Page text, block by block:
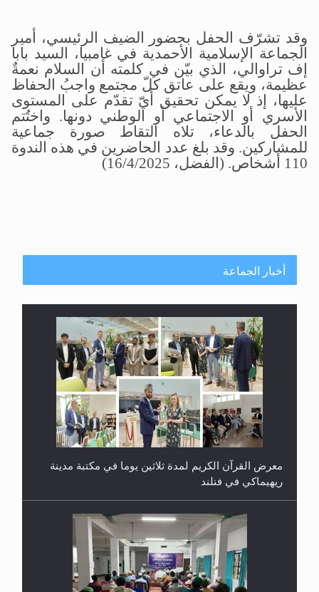
وقد تشرّف الحفل بحضور الضيف الرئيسي، أمير
الجماعة الإسلامية الأحمدية في غامبيا، السيد بابا
إف تراوالي، الذي بيّن في كلمته أن السلام نعمةٌ
عظيمة، ويقع على عاتق كلّ مجتمع واجبُ الحفاظ
عليها، إذ لا يمكن تحقيق أيّ تقدّم على المستوى
الأسري أو الاجتماعي أو الوطني دونها. واختُتم
الحفل بالدعاء، تلاه التقاط صورة جماعية
للمشاركين. وقد بلغ عدد الحاضرين في هذه الندوة
110 أشخاص. (الفضل، 16/4/2025)
أخبار الجماعة
معرض القرآن الكريم لمدة ثلاثين يوما في مكتبة مدينة
ريهيماكي في فنلند